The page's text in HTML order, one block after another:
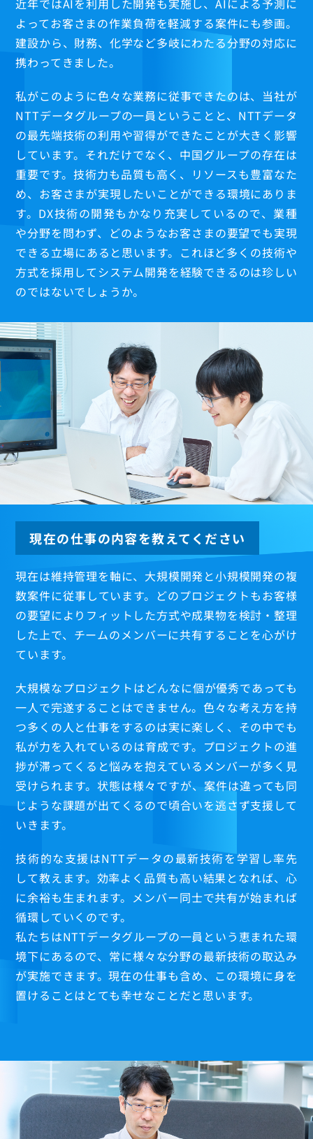
プロフェッショナル
Y.Kato
T.Ofuku
X.Yin
数字で見る
福利厚生
よってお客さまの作業負荷を軽減する案件にも参画。
建設から、財務、化学など多岐にわたる分野の対応に
携わってきました。
私がこのように色々な業務に従事できたのは、当社が
NTTデータグループの一員ということと、NTTデータ
の最先端技術の利用や習得ができたことが大きく影響
しています。それだけでなく、中国グループの存在は
重要です。技術力も品質も高く、リソースも豊富なた
め、お客さまが実現したいことができる環境にありま
す。DX技術の開発もかなり充実しているので、業種
や分野を問わず、どのようなお客さまの要望でも実現
できる立場にあると思います。これほど多くの技術や
方式を採用してシステム開発を経験できるのは珍しい
のではないでしょうか。
現在の仕事の内容を教えてください
現在は維持管理を軸に、大規模開発と小規模開発の複
数案件に従事しています。どのプロジェクトもお客様
の要望によりフィットした方式や成果物を検討・整理
した上で、チームのメンバーに共有することを心がけ
ています。
大規模なプロジェクトはどんなに個が優秀であっても
一人で完遂することはできません。色々な考え方を持
つ多くの人と仕事をするのは実に楽しく、その中でも
私が力を入れているのは育成です。プロジェクトの進
捗が滞ってくると悩みを抱えているメンバーが多く見
受けられます。状態は様々ですが、案件は違っても同
じような課題が出てくるので頃合いを逃さず支援して
いきます。
技術的な支援はNTTデータの最新技術を学習し率先
して教えます。効率よく品質も高い結果となれば、心
に余裕も生まれます。メンバー同士で共有が始まれば
循環していくのです。
私たちはNTTデータグループの一員という恵まれた環
境下にあるので、常に様々な分野の最新技術の取込み
が実施できます。現在の仕事も含め、この環境に身を
置けることはとても幸せなことだと思います。